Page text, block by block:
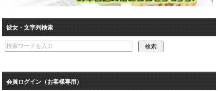
彼女・文字列検索
会員ログイン（お客様専用）